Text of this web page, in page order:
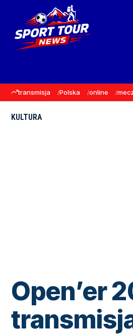
transmisja Polska online
KULTURA
Open’er